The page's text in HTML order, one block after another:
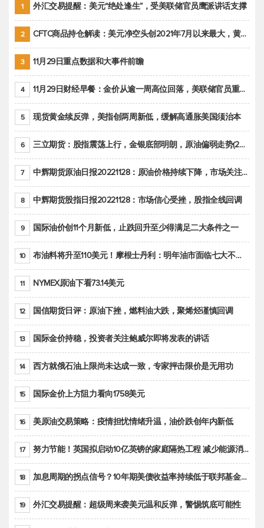
1 外汇交易提醒：美元“绝处逢生”，受美联储官员鹰派讲话支撑
2 CFTC商品持仓解读：美元净空头创2021年7月以来最大，黄金期货投机性净多头头寸减少
3 11月29日重点数据和大事件前瞻
4 11月29日财经早餐：金价从逾一周高位回落，美联储官员重申鹰派立场推动美元回升
5 现货黄金续反弹，美指创两周新低，缓解高通胀美国须治本
6 三立期货：股指震荡上行，金银底部明朗，原油偏弱走势(20221128收评)
7 中辉期货原油日报20221128：原油价格持续下降，市场关注OPEC+新一轮产能政策
8 中辉期货股指日报20221128：市场信心受挫，股指全线回调
9 国际油价创11个月新低，止跌回升至少得满足二大条件之一
10 布油料将升至110美元！摩根士丹利：明年油市面临七大不确定性
11 NYMEX原油下看73.14美元
12 国信期货日评：原油下挫，燃料油大跌，聚烯烃谨慎回调
13 国际金价持稳，投资者关注鲍威尔即将发表的讲话
14 西方就俄石油上限尚未达成一致，专家抨击限价是无用功
15 国际金价上方阻力看向1758美元
16 美原油交易策略：疫情担忧情绪升温，油价跌创年内新低
17 努力节能！英国拟启动10亿英镑的家庭隔热工程 减少能源消耗
18 加息周期的拐点信号？10年期美债收益率持续低于联邦基金利率目标区间
19 外汇交易提醒：超级周来袭美元温和反弹，警惕筑底可能性